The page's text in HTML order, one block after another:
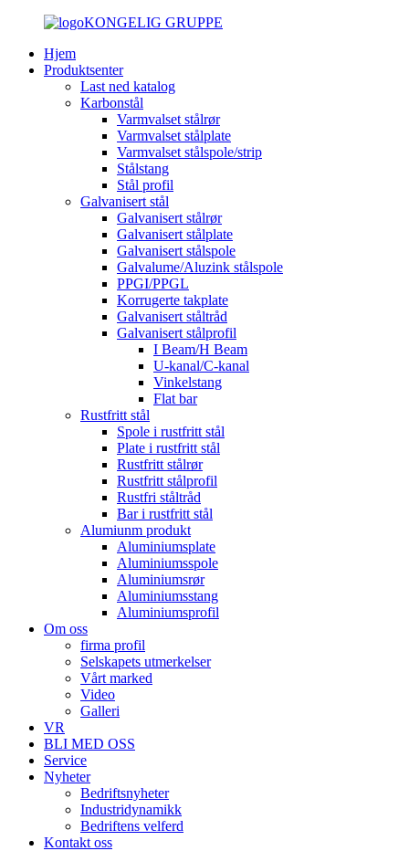
KONGELIG GRUPPE
Hjem
Produktsenter
Last ned katalog
Karbonstål
Varmvalset stålrør
Varmvalset stålplate
Varmvalset stålspole/strip
Stålstang
Stål profil
Galvanisert stål
Galvanisert stålrør
Galvanisert stålplate
Galvanisert stålspole
Galvalume/Aluzink stålspole
PPGI/PPGL
Korrugerte takplate
Galvanisert ståltråd
Galvanisert stålprofil
I Beam/H Beam
U-kanal/C-kanal
Vinkelstang
Flat bar
Rustfritt stål
Spole i rustfritt stål
Plate i rustfritt stål
Rustfritt stålrør
Rustfritt stålprofil
Rustfri ståltråd
Bar i rustfritt stål
Alumiunm produkt
Aluminiumsplate
Aluminiumsspole
Aluminiumsrør
Aluminiumsstang
Aluminiumsprofil
Om oss
firma profil
Selskapets utmerkelser
Vårt marked
Video
Galleri
VR
BLI MED OSS
Service
Nyheter
Bedriftsnyheter
Industridynamikk
Bedriftens velferd
Kontakt oss